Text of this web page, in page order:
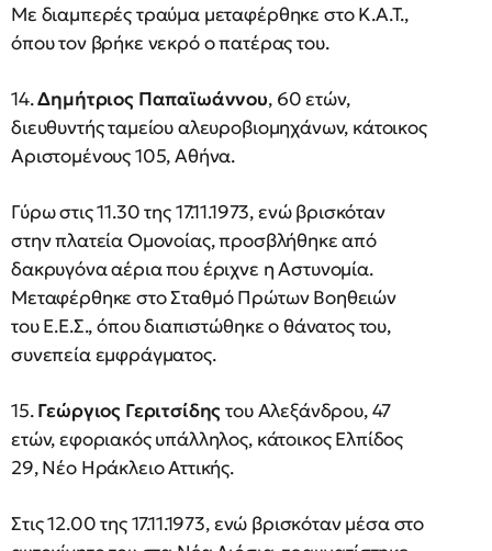
Με διαμπερές τραύμα μεταφέρθηκε στο Κ.Α.Τ.,
όπου τον βρήκε νεκρό ο πατέρας του.
14.Δημήτριος Παπαϊωάννου, 60 ετών,
διευθυντής ταμείου αλευροβιομηχάνων, κάτοικος
Αριστομένους 105, Αθήνα.
Γύρω στις 11.30 της 17.11.1973, ενώ βρισκόταν
στην πλατεία Ομονοίας, προσβλήθηκε από
δακρυγόνα αέρια που έριχνε η Αστυνομία.
Μεταφέρθηκε στο Σταθμό Πρώτων Βοηθειών
του Ε.Ε.Σ., όπου διαπιστώθηκε ο θάνατος του,
συνεπεία εμφράγματος.
15.Γεώργιος Γεριτσίδηςτου Αλεξάνδρου, 47
ετών, εφοριακός υπάλληλος, κάτοικος Ελπίδος
29, Νέο Ηράκλειο Αττικής.
Στις 12.00 της 17.11.1973, ενώ βρισκόταν μέσα στο